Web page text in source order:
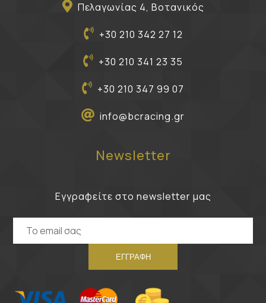
Πελαγωνίας 4, Βοτανικός
+30 210 342 27 12
+30 210 341 23 35
+30 210 347 99 07
info@bcracing.gr
Newsletter
Εγγραφείτε στο newsletter μας